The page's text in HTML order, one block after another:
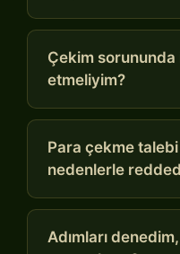
Çekim
etmeliyim?
Para çekme talebi
nedenlerle
Adımları